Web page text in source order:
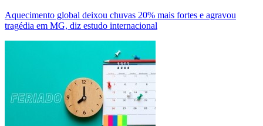
Aquecimento global deixou chuvas 20% mais fortes e agravou
tragédia em MG, diz estudo internacional